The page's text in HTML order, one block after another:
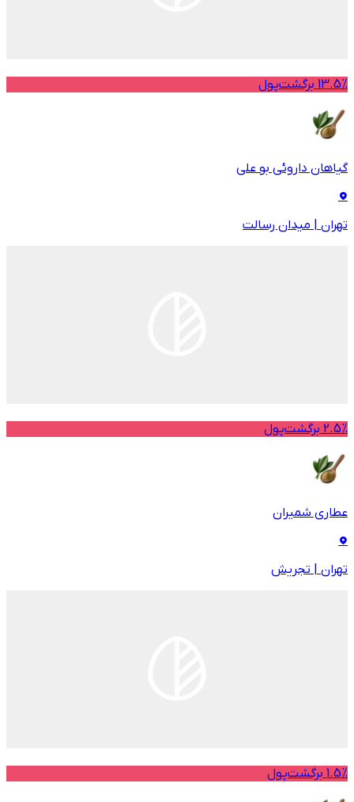
13.5% برگشت‌پول
گیاهان داروئی بو علی
تهران | میدان رسالت
2.5% برگشت‌پول
عطاری شمیران
تهران | تجریش
1.5% برگشت‌پول